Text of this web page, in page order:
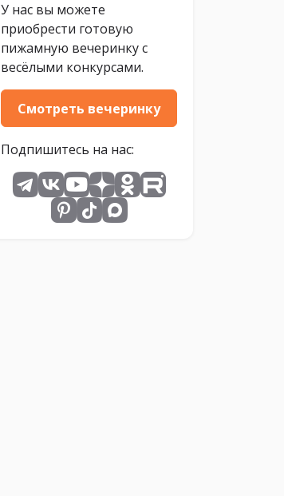
У нас вы можете
приобрести готовую
пижамную вечеринку с
весёлыми конкурсами.
Смотреть вечеринку
Подпишитесь на нас: